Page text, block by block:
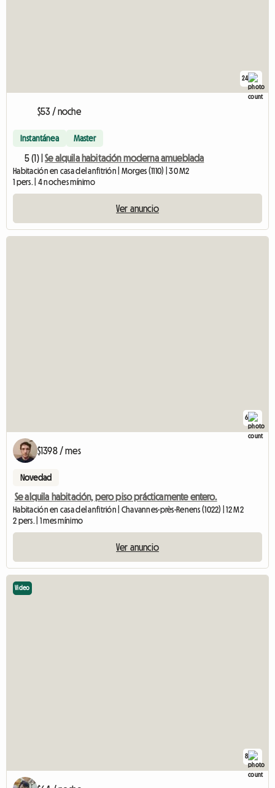
24
$53 / noche
Instantánea Master
5 (1) | Se alquila habitación moderna amueblada
Habitación en casa del anfitrión | Morges (1110) | 30 M2
1 pers. | 4 noches mínimo
Ver anuncio
6
$1398 / mes
Novedad
Se alquila habitación, pero piso prácticamente entero.
Habitación en casa del anfitrión | Chavannes-près-Renens (1022) | 12 M2
2 pers. | 1 mes mínimo
Ver anuncio
8
Video